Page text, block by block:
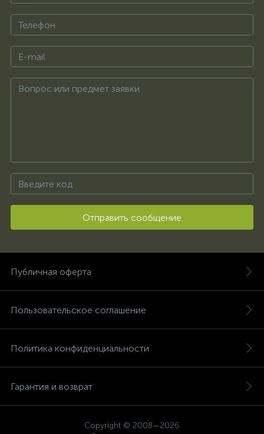
Отправить сообщение
Публичная оферта
Пользовательское соглашение
Политика конфиденциальности
Гарантия и возврат
Copyright © 2008—2026